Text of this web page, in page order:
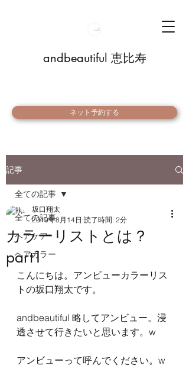
andbeautiful 恵比寿
ネット予約する
記事
全ての記事
ヘアケア
ヘアカラー
全ての記事
カラーリストとは？
part1
坂口翔太
2019年8月14日 読了時間: 2分
こんにちは。アンビューカラーリス
トの坂口翔太です。
andbeautiful 略してアンビュー。浸
透させて行きたいと思います。w
アンビューって呼んでください。w